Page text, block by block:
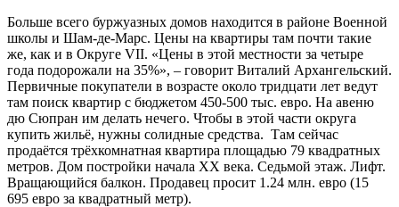
Больше всего буржуазных домов находится в районе Военной
школы и Шам-де-Марс. Цены на квартиры там почти такие
же, как и в Округе VII. «Цены в этой местности за четыре
года подорожали на 35%», – говорит Виталий Архангельский.
Первичные покупатели в возрасте около тридцати лет ведут
там поиск квартир с бюджетом 450-500 тыс. евро. На авеню
дю Сюпран им делать нечего. Чтобы в этой части округа
купить жильё, нужны солидные средства. Там сейчас
продаётся трёхкомнатная квартира площадью 79 квадратных
метров. Дом постройки начала XX века. Седьмой этаж. Лифт.
Вращающийся балкон. Продавец просит 1.24 млн. евро (15
695 евро за квадратный метр).